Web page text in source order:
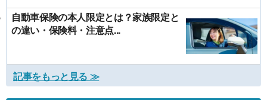
自動車保険の本人限定とは？家族限定と
の違い・保険料・注意点...
記事をもっと見る ≫